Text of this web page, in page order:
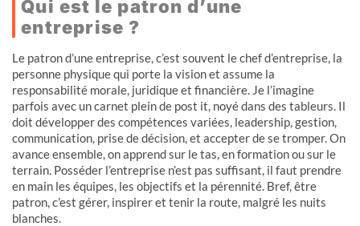
Qui est le patron d’une
entreprise ?
Le patron d’une entreprise, c’est souvent le chef d’entreprise, la
personne physique qui porte la vision et assume la
responsabilité morale, juridique et financière. Je l’imagine
parfois avec un carnet plein de post it, noyé dans des tableurs. Il
doit développer des compétences variées, leadership, gestion,
communication, prise de décision, et accepter de se tromper. On
avance ensemble, on apprend sur le tas, en formation ou sur le
terrain. Posséder l’entreprise n’est pas suffisant, il faut prendre
en main les équipes, les objectifs et la pérennité. Bref, être
patron, c’est gérer, inspirer et tenir la route, malgré les nuits
blanches.